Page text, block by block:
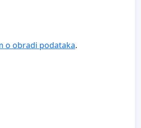
o obradi podataka.